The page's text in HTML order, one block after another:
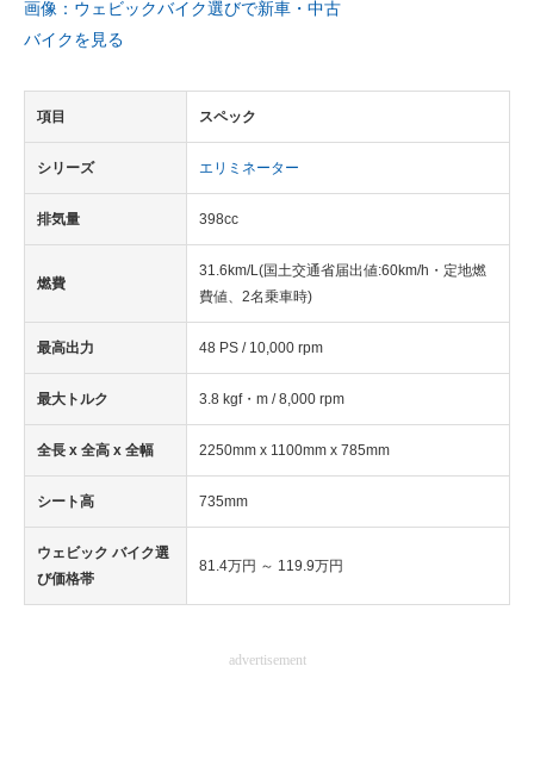
ビジネスと働き方のヒント
企業ITのトレンドを詳説
経営リーダーのコミュニティ
モノづくり技術者専門サイト
画像：ウェビックバイク選びで新車・中古
バイクを見る
項目 スペック
シリーズ エリミネーター
排気量 398cc
燃費
31.6km/L(国土交通省届出値:60km/h・定地燃
費値、2名乗車時)
最高出力 48 PS / 10,000 rpm
最大トルク 3.8 kgf・m / 8,000 rpm
全長 x 全高 x 全幅 2250mm x 1100mm x 785mm
シート高 735mm
ウェビック バイク選
び価格帯
81.4万円 ～ 119.9万円
advertisement